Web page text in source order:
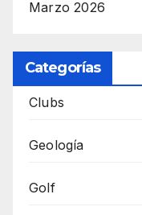
Marzo 2026
Categorías
Clubs
Geología
Golf